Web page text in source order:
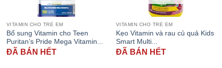
VITAMIN CHO TRẺ EM
Bổ sung Vitamin cho Teen
Puritan’s Pride Mega Vitamin...
ĐÃ BÁN HẾT
VITAMIN CHO TRẺ EM
Kẹo Vitamin và rau củ quả Kids
Smart Multi...
ĐÃ BÁN HẾT